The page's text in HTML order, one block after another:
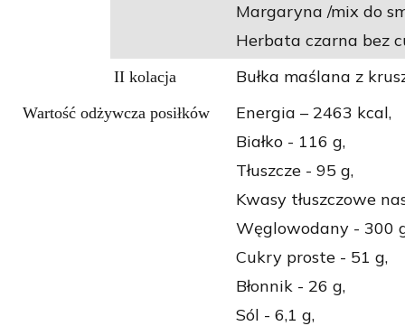
Margaryna /mix do
Herbata czarna bez
II kolacja Bułka maślana z
Wartość odżywcza posiłków
Energia – 2463 kcal,
Białko - 116 g,
Tłuszcze - 95 g,
Kwasy tłuszczowe
Węglowodany - 300
Cukry proste - 51 g,
Błonnik - 26 g,
Sól - 6,1 g,